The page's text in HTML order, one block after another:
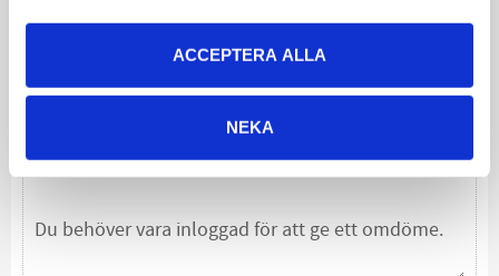
ACCEPTERA ALLA
NEKA
Omdömen
Du
VÄLJ VARIANT